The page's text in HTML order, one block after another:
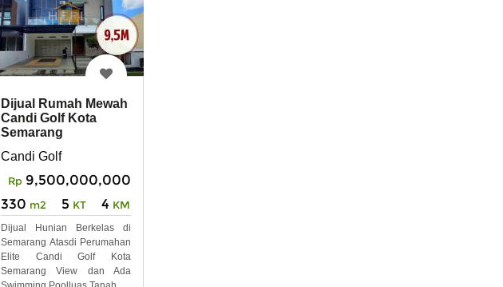
Dijual Rumah Mewah
Candi Golf Kota
Semarang
Candi Golf
Rp 9,500,000,000
330 m2 5 KT 4 KM
Dijual Hunian Berkelas di
Semarang Atasdi Perumahan
Elite Candi Golf Kota
Semarang View dan Ada